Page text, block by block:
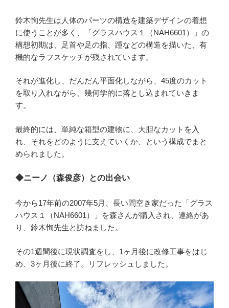
鈴木恂先生は人体のパーツの構造を建築デザインの着想
に使うことが多く、「グラスハウス１（NAH6601）」の
構想初期は、足首や足の指、踵などの構造を描いた、有
機的なラフスケッチが残されています。
それが進化し、だんだん平面化しながら、45度のカット
を取り入れながら、幾何学的に落とし込まれていきま
す。
最終的には、単純な箱型の建物に、大胆なカットを入
れ、それをどのように支えていくか、という構成でまと
められました。
◆ニーノ（森俊彦）との出会い
今から17年前の2007年5月、長い間空き家だった「グラス
ハウス１（NAH6601）」を森さんが購入され、連絡があ
り、鈴木恂先生と訪ねました。
その1週間後に現状調査をし、1ヶ月後に改修工事をはじ
め、3ヶ月後に終了。リフレッシュしました。